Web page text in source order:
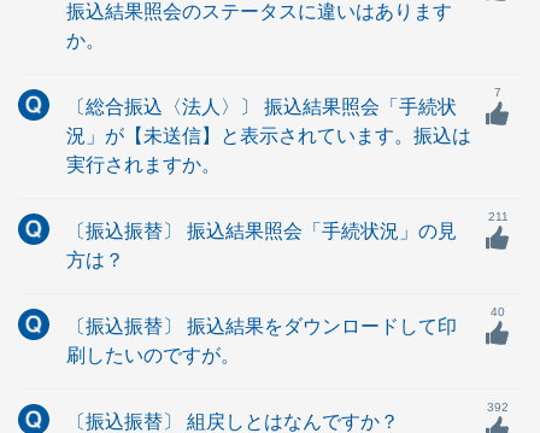
振込結果照会のステータスに違いはあります
か。
〔総合振込〈法人〉〕 振込結果照会「手続状
況」が【未送信】と表示されています。振込は
実行されますか。
7
〔振込振替〕 振込結果照会「手続状況」の見
方は？
211
〔振込振替〕 振込結果をダウンロードして印
刷したいのですが。
40
〔振込振替〕 組戻しとはなんですか？
392